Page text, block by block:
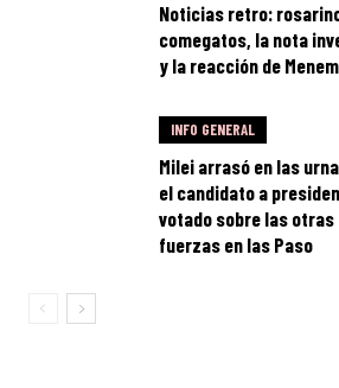
Noticias retro:
comegatos, la nota
y la reacción de Menem
INFO GENERAL
Milei arrasó en las
el candidato a
votado sobre las otras
fuerzas en las Paso